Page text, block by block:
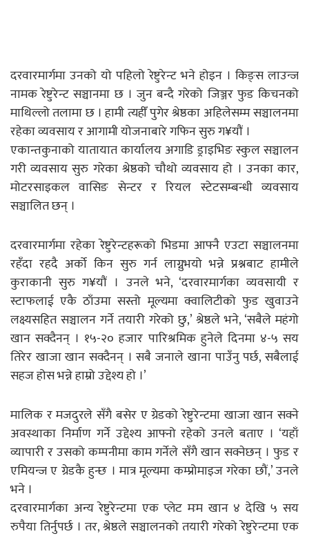
दरवारमार्गमा उनको यो पहिलो रेष्टुरेन्ट भने होइन । किङ्स लाउन्ज
नामक रेष्टुरेन्ट सञ्चानमा छ । जुन बन्दै गरेको जिञ्जर फुड किचनको
माथिल्लो तलामा छ । हामी त्यहीँ पुगेर श्रेष्ठका अहिलेसम्म सञ्चालनमा
रहेका व्यवसाय र आगामी योजनाबारे गफिन सुरु ग¥यौं ।
एकान्तकुनाको यातायात कार्यालय अगाडि ड्राइभिङ स्कुल सञ्चालन
गरी व्यवसाय सुरु गरेका श्रेष्ठको चौथो व्यवसाय हो । उनका कार,
मोटरसाइकल वासिङ सेन्टर र रियल स्टेटसम्बन्धी व्यवसाय
सञ्चालित छन् ।
दरवारमार्गमा रहेका रेष्टुरेन्टहरूको भिडमा आफ्नै एउटा सञ्चालनमा
रहँदा रहदै अर्को किन सुरु गर्न लाग्नुभयो भन्ने प्रश्नबाट हामीले
कुराकानी सुरु ग¥यौं । उनले भने, ‘दरवारमार्गका व्यवसायी र
स्टाफलाई एकै ठाँउमा सस्तो मूल्यमा क्वालिटीको फुड खुवाउने
लक्ष्यसहित सञ्चालन गर्ने तयारी गरेको छु,’ श्रेष्ठले भने, ‘सबैले महंगो
खान सक्दैनन् । १५-२० हजार पारिश्रमिक हुनेले दिनमा ४-५ सय
तिरेर खाजा खान सक्दैनन् । सबै जनाले खाना पाउँनु पर्छ, सबैलाई
सहज होस भन्ने हाम्रो उद्देश्य हो ।’
मालिक र मजदुरले सँगै बसेर ए ग्रेडको रेष्टुरेन्टमा खाजा खान सक्ने
अवस्थाका निर्माण गर्ने उद्देश्य आफ्नो रहेको उनले बताए । ‘यहाँ
व्यापारी र उसको कम्पनीमा काम गर्नेले सँगै खान सक्नेछन् । फुड र
एमियन्ज ए ग्रेडकै हुन्छ । मात्र मूल्यमा कम्प्रोमाइज गरेका छौं,’ उनले
भने ।
दरवारमार्गका अन्य रेष्टुरेन्टमा एक प्लेट मःम खान ४ देखि ५ सय
रुपैया तिर्नुपर्छ । तर, श्रेष्ठले सञ्चालनको तयारी गरेको रेष्टुरेन्टमा एक